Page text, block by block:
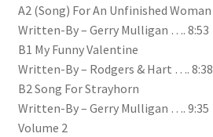
A2 (Song) For An Unfinished Woman
Written-By – Gerry Mulligan …. 8:53
B1 My Funny Valentine
Written-By – Rodgers & Hart …. 8:38
B2 Song For Strayhorn
Written-By – Gerry Mulligan …. 9:35
Volume 2